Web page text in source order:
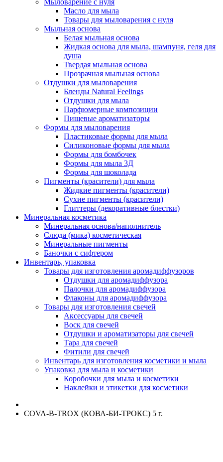
Мыловарение с нуля
Масло для мыла
Товары для мыловарения с нуля
Мыльная основа
Белая мыльная основа
Жидкая основа для мыла, шампуня, геля для
душа
Твердая мыльная основа
Прозрачная мыльная основа
Отдушки для мыловарения
Бленды Natural Feelings
Отдушки для мыла
Парфюмерные композиции
Пищевые ароматизаторы
Формы для мыловарения
Пластиковые формы для мыла
Силиконовые формы для мыла
Формы для бомбочек
Формы для мыла 3Д
Формы для шоколада
Пигменты (красители) для мыла
Жидкие пигменты (красители)
Сухие пигменты (красители)
Глиттеры (декоративные блестки)
Минеральная косметика
Минеральная основа/наполнитель
Слюда (мика) косметическая
Минеральные пигменты
Баночки с сифтером
Инвентарь, упаковка
Товары для изготовления аромадиффузоров
Отдушки для аромадиффузора
Палочки для аромадиффузора
Флаконы для аромадиффузора
Товары для изготовления свечей
Аксессуары для свечей
Воск для свечей
Отдушки и ароматизаторы для свечей
Тара для свечей
Фитили для свечей
Инвентарь для изготовления косметики и мыла
Упаковка для мыла и косметики
Коробочки для мыла и косметики
Наклейки и этикетки для косметики
COVA-B-TROX (КОВА-БИ-ТРОКС) 5 г.